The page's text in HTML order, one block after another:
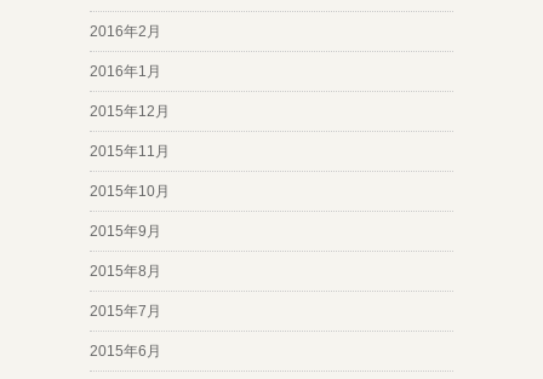
2016年2月
2016年1月
2015年12月
2015年11月
2015年10月
2015年9月
2015年8月
2015年7月
2015年6月